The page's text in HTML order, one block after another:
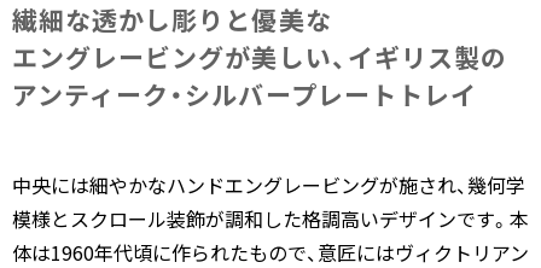
繊細な​透かし​彫りと​優美な​
エングレービングが​美しい、​イギリス製の​
アンティーク・シルバープレートトレイ
中央には細やかなハンドエングレービングが施され、幾何学
模様とスクロール装飾が調和した格調高いデザインです。本
体は1960年代頃に作られたもので、意匠にはヴィクトリアン